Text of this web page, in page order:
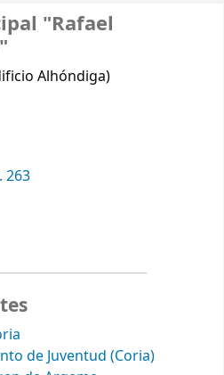
de Juventud (Coria)
"Rafael
Alhóndiga)
263